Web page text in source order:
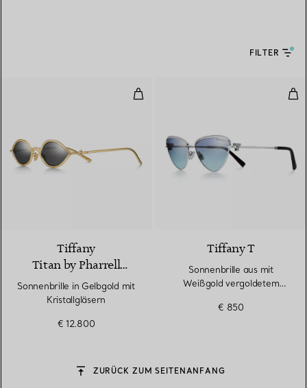
FILTER
Sonnenbrille in Gelbgold mit
Tiffany
Titan by Pharrell
Williams
Sonnenbrille in Gelbgold mit
Kristallgläsern
€ 12.800
Tiffany T
Sonnenbrille aus mit
Weißgold vergoldetem
azurblauem Farbverlauf
€ 850
ZURÜCK ZUM SEITENANFANG